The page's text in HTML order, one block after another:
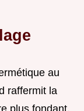
au
raffermit la